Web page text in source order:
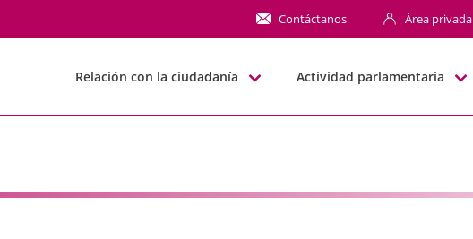
Contáctanos Área privada
Relación con la ciudadanía Actividad parlamentaria